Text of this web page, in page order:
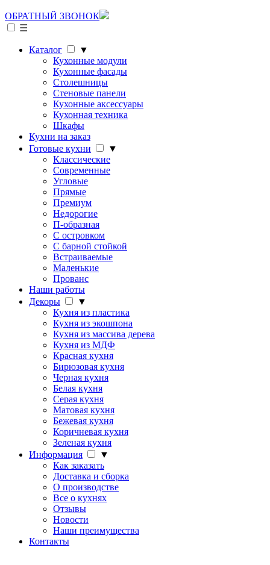
ОБРАТНЫЙ ЗВОНОК
☰
Каталог
▼
Кухонные модули
Кухонные фасады
Столешницы
Стеновые панели
Кухонные аксессуары
Кухонная техника
Шкафы
Кухни на заказ
Готовые кухни
▼
Классические
Современные
Угловые
Прямые
Премиум
Недорогие
П-образная
С островком
С барной стойкой
Встраиваемые
Маленькие
Прованс
Наши работы
Декоры
▼
Кухня из пластика
Кухня из экошпона
Кухня из массива дерева
Кухня из МДФ
Красная кухня
Бирюзовая кухня
Черная кухня
Белая кухня
Серая кухня
Матовая кухня
Бежевая кухня
Коричневая кухня
Зеленая кухня
Информация
▼
Как заказать
Доставка и сборка
О производстве
Все о кухнях
Отзывы
Новости
Наши преимущества
Контакты